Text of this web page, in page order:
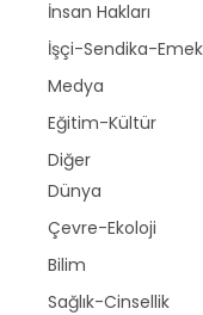
İnsan Hakları
İşçi-Sendika-Emek
Medya
Eğitim-Kültür
Diğer
Dünya
Çevre-Ekoloji
Bilim
Sağlık-Cinsellik